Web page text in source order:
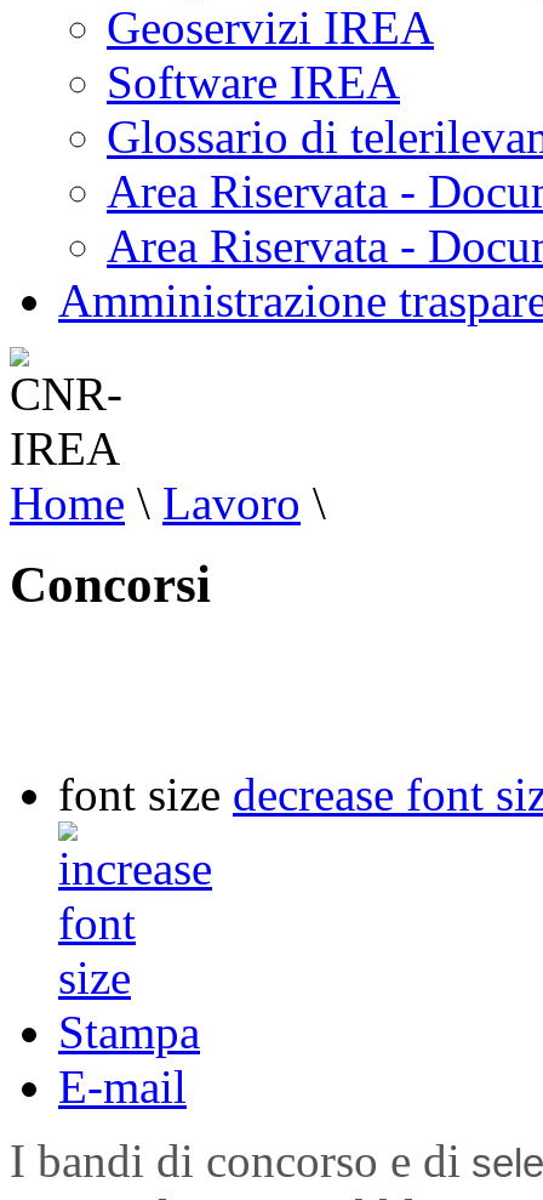
Geoservizi IREA
Software IREA
Glossario di
Area Riservata -
Area Riservata -
Amministrazione
Home \ Lavoro \
Concorsi
font size decrease font
Stampa
E-mail
I bandi di concorso e di